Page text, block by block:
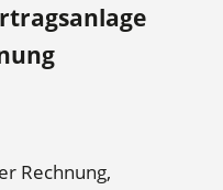
Rechnung,